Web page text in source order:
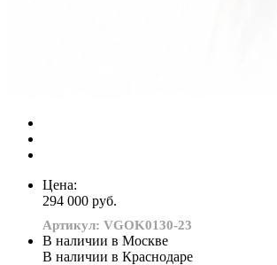
Цена:
294 000 руб.
Артикул: VGOK0130-23
В наличии в Москве
В наличии в Краснодаре